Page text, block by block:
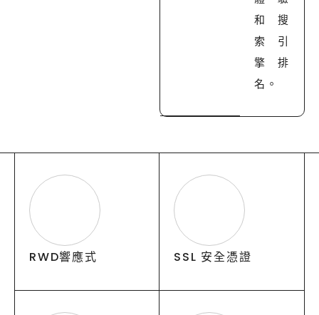
和搜
索引
擎排
名。
RWD響應式 SSL 安全憑證